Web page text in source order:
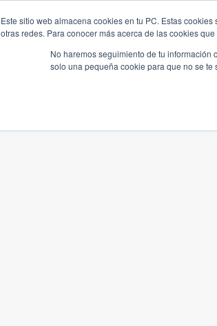
Este sitio web almacena cookies en tu PC. Estas
otras redes. Para conocer más acerca de las cookies
No haremos seguimiento de tu información
solo una pequeña cookie para que no se